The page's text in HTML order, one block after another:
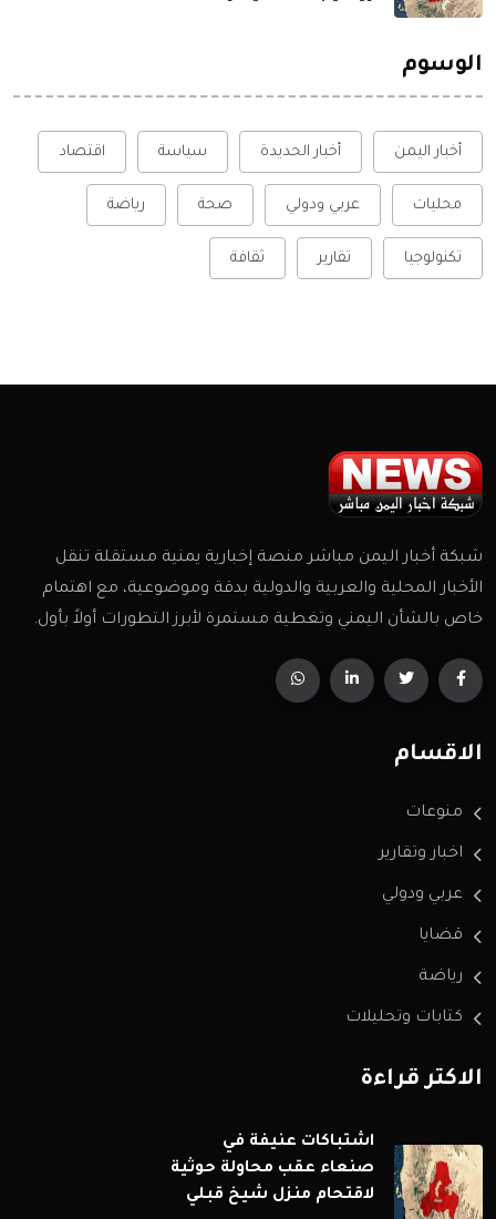
الوسوم
أخبار اليمن أخبار الحديدة سياسة اقتصاد
محليات عربي ودولي صحة رياضة
تكنولوجيا تقارير ثقافة
شبكة أخبار اليمن مباشر منصة إخبارية يمنية مستقلة تنقل
الأخبار المحلية والعربية والدولية بدقة وموضوعية، مع اهتمام
خاص بالشأن اليمني وتغطية مستمرة لأبرز التطورات أولاً بأول.
الاقسام
منوعات
اخبار وتقارير
عربي ودولي
قضايا
رياضة
كتابات وتحليلات
الاكثر قراءة
اشتباكات عنيفة في
صنعاء عقب محاولة حوثية
لاقتحام منزل شيخ قبلي